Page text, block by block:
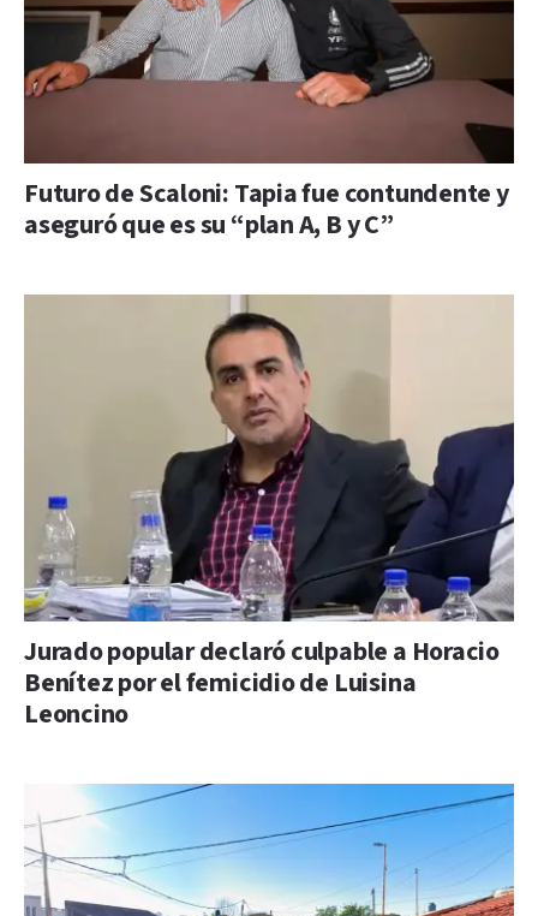
Futuro de Scaloni: Tapia fue contundente y
aseguró que es su “plan A, B y C”
Jurado popular declaró culpable a Horacio
Benítez por el femicidio de Luisina
Leoncino